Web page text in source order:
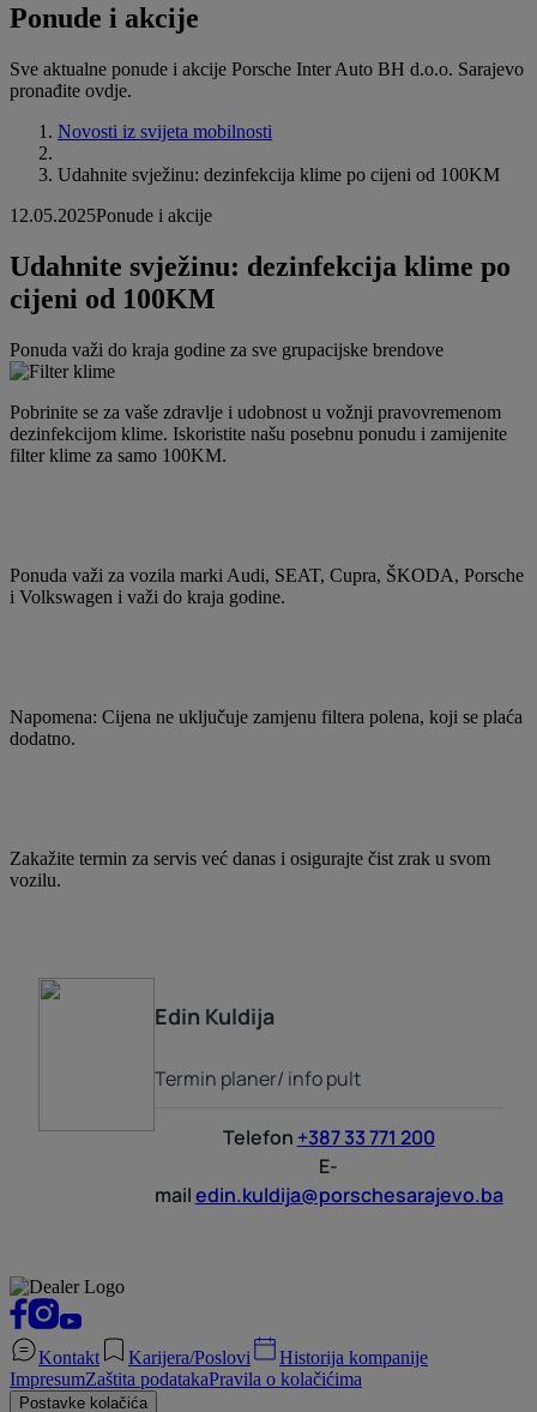
Ponude i akcije
Sve aktualne ponude i akcije Porsche Inter Auto BH d.o.o. Sarajevo
pronađite ovdje.
Novosti iz svijeta mobilnosti
Udahnite svježinu: dezinfekcija klime po cijeni od 100KM
12.05.2025Ponude i akcije
Udahnite svježinu: dezinfekcija klime po
cijeni od 100KM
Ponuda važi do kraja godine za sve grupacijske brendove
Pobrinite se za vaše zdravlje i udobnost u vožnji pravovremenom
dezinfekcijom klime. Iskoristite našu posebnu ponudu i zamijenite
filter klime za samo 100KM.
Ponuda važi za vozila marki Audi, SEAT, Cupra, ŠKODA, Porsche
i Volkswagen i važi do kraja godine.
Napomena: Cijena ne uključuje zamjenu filtera polena, koji se plaća
dodatno.
Zakažite termin za servis već danas i osigurajte čist zrak u svom
vozilu.
Edin Kuldija
Termin planer/ info pult
Telefon +387 33 771 200
E-
mailedin.kuldija@porschesarajevo.ba
Kontakt Karijera/Poslovi
Historija kompanije
ImpresumZaštita podatakaPravila o kolačićima
Postavke kolačića